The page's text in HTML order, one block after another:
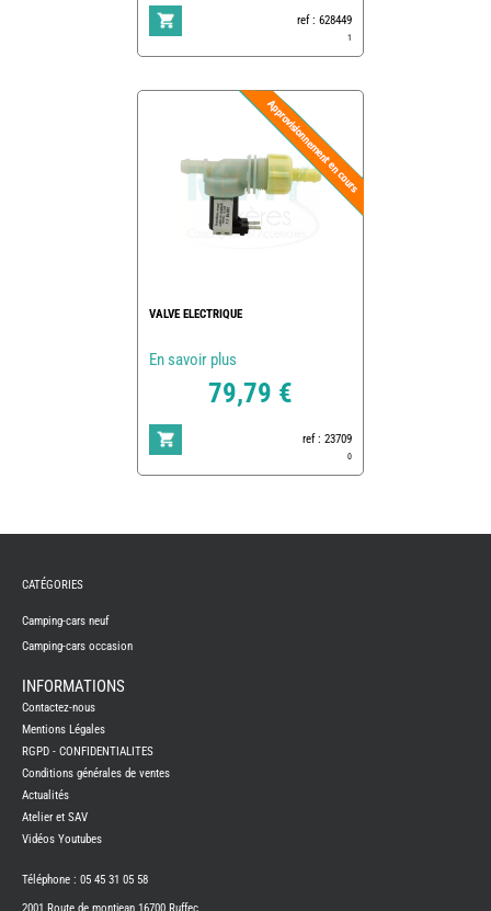
ref : 628449
1
VALVE ELECTRIQUE
En savoir plus
79,79 €
ref : 23709
0
CAMPING-
NEUFS
CAMPING-
CAMPING-
BENIMAR
CAMPING-
CARADO
CAMPING-
ITINEO
CAMPING-
CATÉGORIES
Camping-cars neuf
Camping-cars occasion
INFORMATIONS
Contactez-nous
Mentions Légales
RGPD - CONFIDENTIALITES
Conditions générales de ventes
Actualités
Atelier et SAV
Vidéos Youtubes
Téléphone : 05 45 31 05 58
2001 Route de montjean 16700 Ruffec